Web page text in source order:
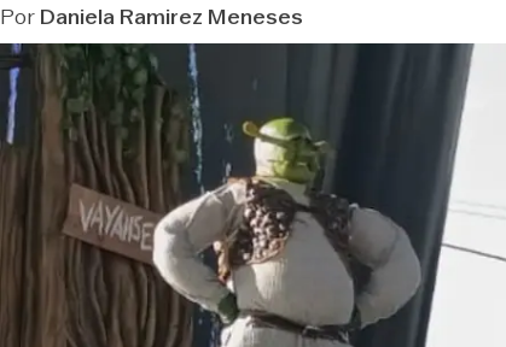
PorDaniela Ramirez Meneses